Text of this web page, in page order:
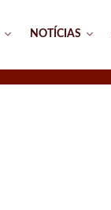
NOTÍCIAS